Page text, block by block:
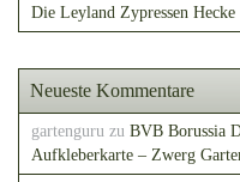
Die Leyland Zypressen Hecke
Neueste Kommentare
gartenguru zu BVB Borussia
Aufkleberkarte – Zwerg